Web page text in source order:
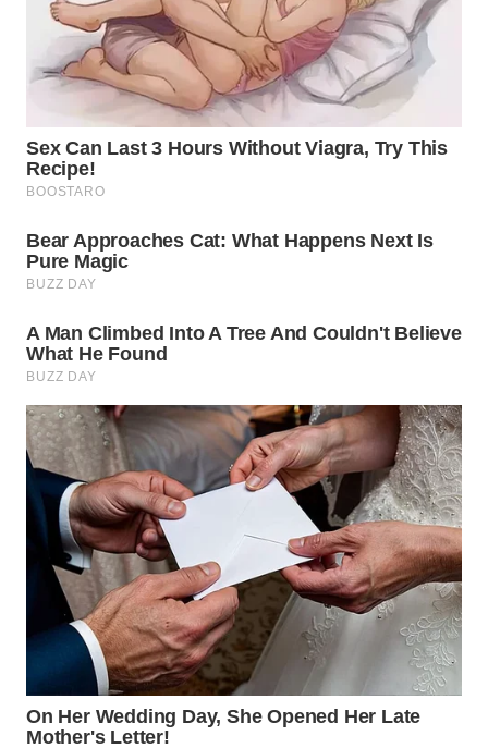
WN DELI
SERDANG
WN
TEBING
TINGGI
WN
PAKPAK
KARAWANG
BEKASI
WN
BOGOR
WN
DEPOK
WN
TAPANULI
UTARA
WN